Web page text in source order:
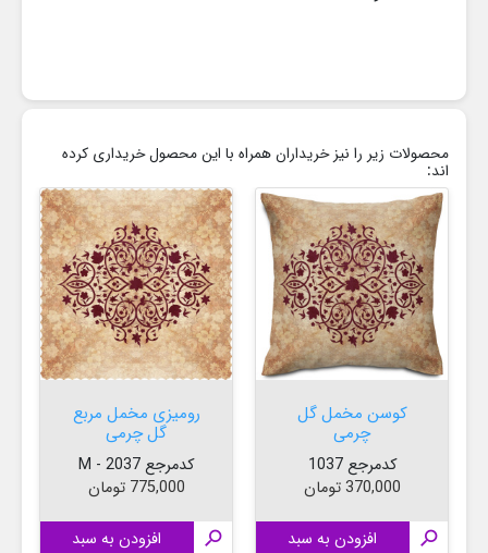
محصولات زیر را نیز خریداران همراه با این محصول خریداری کرده
اند:
کوسن مخمل گل
چرمی
کدمرجع 1037
قیمت
370,000 تومان
 افزودن به سبد
رومیزی مخمل مربع
گل چرمی
کدمرجع 2037 - M
قیمت
775,000 تومان
 افزودن به سبد